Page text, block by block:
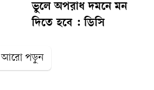
ভুলে অপরাধ দমনে মন
দিতে হবে : ডিসি
আরো পড়ুন